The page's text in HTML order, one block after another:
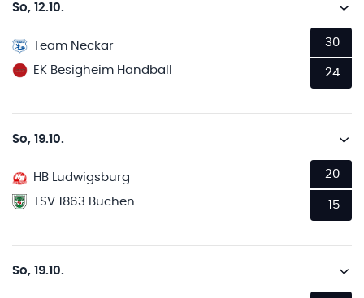
So, 12.10.
Team Neckar
EK Besigheim Handball
30
24
So, 19.10.
HB Ludwigsburg
TSV 1863 Buchen
20
15
So, 19.10.